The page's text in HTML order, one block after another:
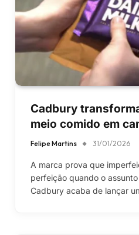
Cadbury
meio comido em
Felipe Martins 31/01/2026
A marca prova que
perfeição quando o
Cadbury acaba de lançar